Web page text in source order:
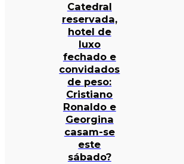
Catedral
reservada,
hotel de
luxo
fechado e
convidados
de peso:
Cristiano
Ronaldo e
Georgina
casam-se
este
sábado?